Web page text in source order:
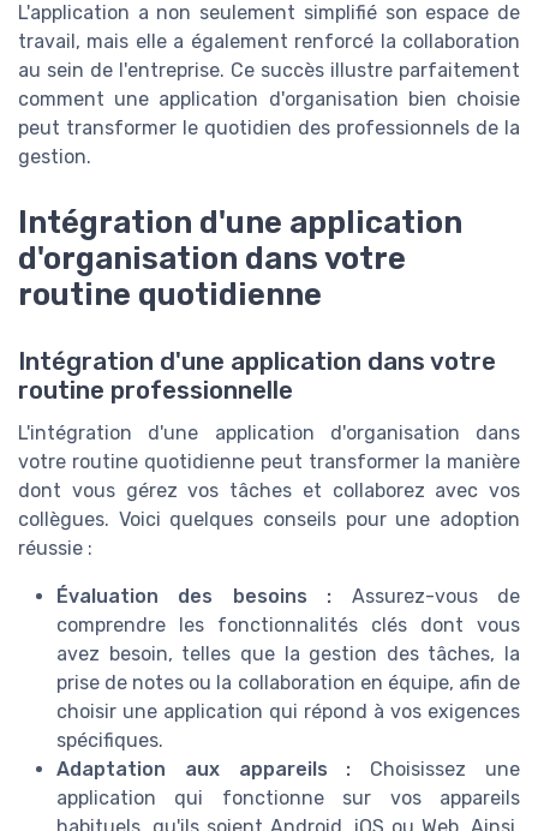
L'application a non seulement simplifié son espace de
travail, mais elle a également renforcé la collaboration
au sein de l'entreprise. Ce succès illustre parfaitement
comment une application d'organisation bien choisie
peut transformer le quotidien des professionnels de la
gestion.
Intégration d'une application
d'organisation dans votre
routine quotidienne
Intégration d'une application dans votre
routine professionnelle
L'intégration d'une application d'organisation dans
votre routine quotidienne peut transformer la manière
dont vous gérez vos tâches et collaborez avec vos
collègues. Voici quelques conseils pour une adoption
réussie :
Évaluation des besoins : Assurez-vous de
comprendre les fonctionnalités clés dont vous
avez besoin, telles que la gestion des tâches, la
prise de notes ou la collaboration en équipe, afin de
choisir une application qui répond à vos exigences
spécifiques.
Adaptation aux appareils : Choisissez une
application qui fonctionne sur vos appareils
habituels, qu'ils soient Android, iOS ou Web. Ainsi,